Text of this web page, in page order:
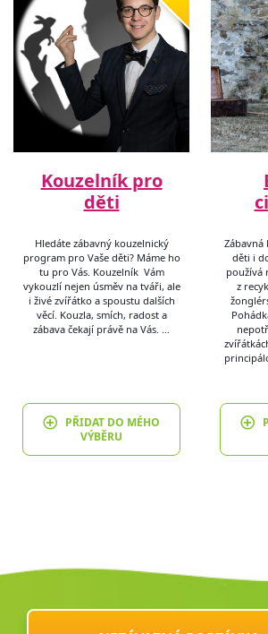
Kouzelník pro
děti
Hledáte zábavný kouzelnický
program pro Vaše děti? Máme ho
tu pro Vás. Kouzelník Vám
vykouzlí nejen úsměv na tváři, ale
i živé zvířátko a spoustu dalších
věcí. Kouzla, smích, radost a
zábava čekají právě na Vás. …
PŘIDAT DO MÉHO
VÝBĚRU
děti i
používá
z